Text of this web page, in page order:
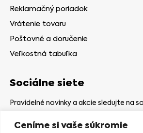
Ceníme si vaše súkromie
Reklamačný poriadok
Vrátenie tovaru
Poštovné a doručenie
Veľkostná tabuľka
Sociálne siete
Pravidelné novinky a akcie sledujte na